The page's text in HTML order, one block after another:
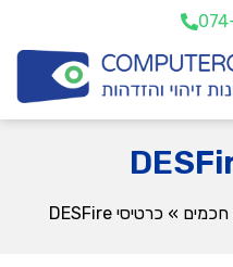
חכמים » כרטיסי DESFire